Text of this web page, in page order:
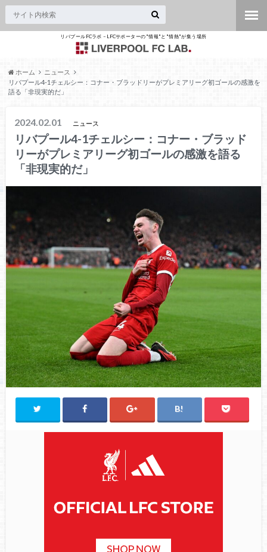
リバプールFCラボ – LFCサポーターの"情報"と"情熱"が集う場所
ホーム
ニュース
リバプール4-1チェルシー：コナー・ブラッドリーがプレミアリーグ初ゴールの感激を
語る「非現実的だ」
2024.02.01 ニュース
リバプール4-1チェルシー：コナー・ブラッド
リーがプレミアリーグ初ゴールの感激を語る
「非現実的だ」